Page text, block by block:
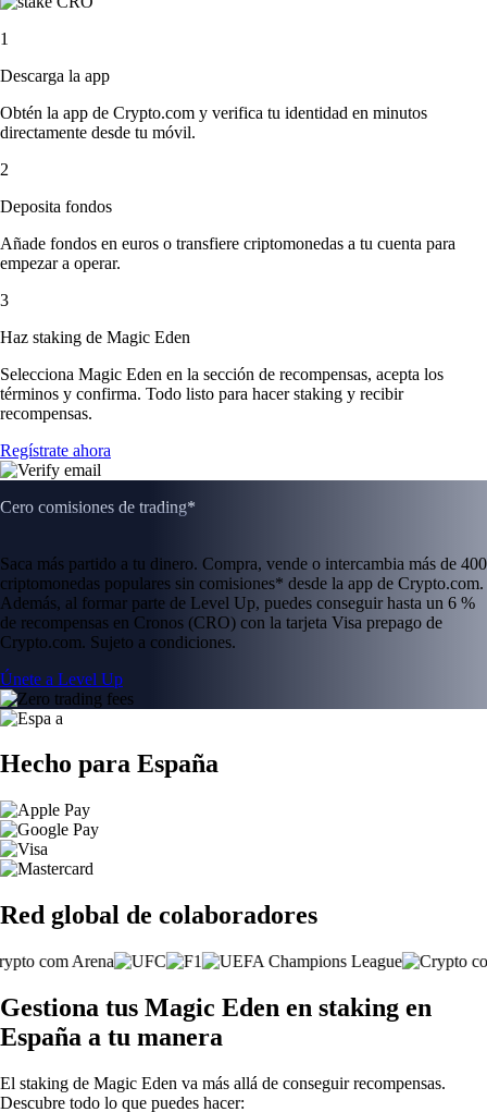
1
Descarga la app
Obtén la app de Crypto.com y verifica tu identidad en minutos
directamente desde tu móvil.
2
Deposita fondos
Añade fondos en euros o transfiere criptomonedas a tu cuenta para
empezar a operar.
3
Haz staking de Magic Eden
Selecciona Magic Eden en la sección de recompensas, acepta los
términos y confirma. Todo listo para hacer staking y recibir
recompensas.
Regístrate ahora
Cero comisiones de trading*
Saca más partido a tu dinero. Compra, vende o intercambia más de 400
criptomonedas populares sin comisiones* desde la app de Crypto.com.
Además, al formar parte de Level Up, puedes conseguir hasta un 6 %
de recompensas en Cronos (CRO) con la tarjeta Visa prepago de
Crypto.com. Sujeto a condiciones.
Únete a Level Up
Hecho para España
Red global de colaboradores
Gestiona tus Magic Eden en staking en
España a tu manera
El staking de Magic Eden va más allá de conseguir recompensas.
Descubre todo lo que puedes hacer: